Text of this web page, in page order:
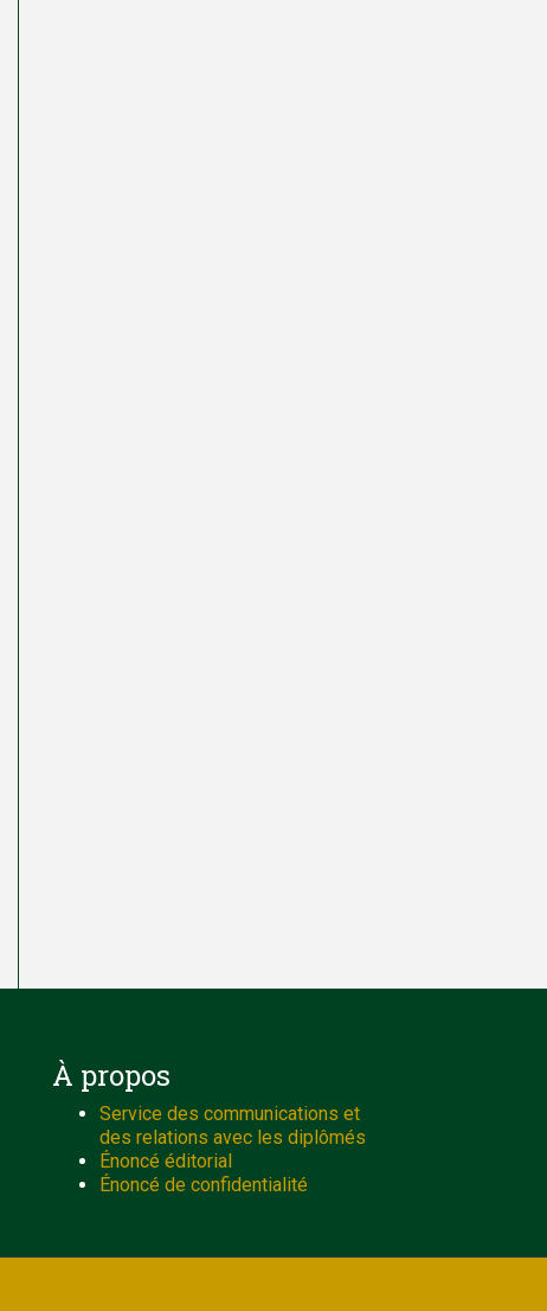
À propos
Service des communications et
des relations avec les diplômés
Énoncé éditorial
Énoncé de confidentialité